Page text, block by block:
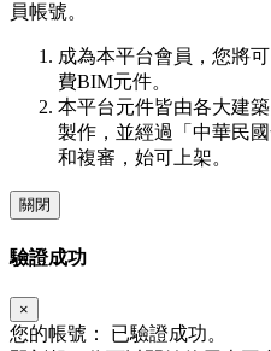
員帳號。
成為本平台會員，您將
費BIM元件。
本平台元件皆由各大建
製作，並經過「中華民
和複審，始可上架。
關閉
驗證成功
×
您的帳號：
已驗證成功。